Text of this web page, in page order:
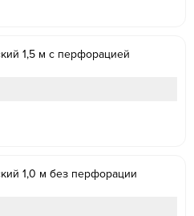
1,5 м с перфорацией
1,0 м без перфорации